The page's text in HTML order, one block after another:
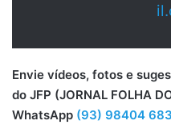
Envie vídeos, fotos e
do JFP (JORNAL FOLHA
WhatsApp (93) 98404